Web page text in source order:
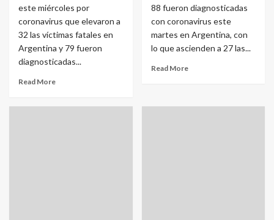
este miércoles por
coronavirus que elevaron a
32 las víctimas fatales en
Argentina y 79 fueron
diagnosticadas...
Read More
88 fueron diagnosticadas
con coronavirus este
martes en Argentina, con
lo que ascienden a 27 las...
Read More